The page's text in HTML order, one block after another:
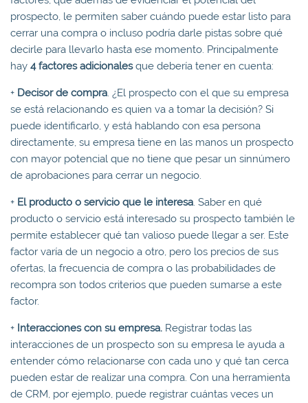
prospecto, le permiten saber cuándo puede estar listo para
cerrar una compra o incluso podría darle pistas sobre qué
decirle para llevarlo hasta ese momento. Principalmente
hay 4 factores adicionalesque debería tener en cuenta:
+ Decisorde compra. ¿El prospecto con el que su empresa
se está relacionando es quien va a tomar la decisión? Si
puede identificarlo, y está hablando con esa persona
directamente, su empresa tiene en las manos un prospecto
con mayor potencial que no tiene que pesar un sinnúmero
de aprobaciones para cerrar un negocio.
+ El producto o servicio que le interesa. Saber en qué
producto o servicio está interesado su prospecto también le
permite establecer qué tan valioso puede llegar a ser. Este
factor varía de un negocio a otro, pero los precios de sus
ofertas, la frecuencia de compra o las probabilidades de
recompra son todos criterios que pueden sumarse a este
factor.
+ Interacciones con su empresa. Registrar todas las
interacciones de un prospecto son su empresa le ayuda a
entender cómo relacionarse con cada uno y qué tan cerca
pueden estar de realizar una compra. Con una herramienta
de CRM, por ejemplo, puede registrar cuántas veces un